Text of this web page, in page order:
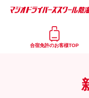
合宿免許のお客様TOP